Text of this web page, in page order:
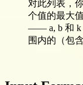
对此列表，
个值的最大
—— a, b 和 k
围内的（包